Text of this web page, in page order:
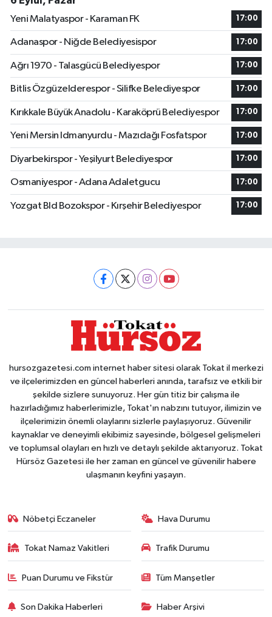
Yeni Malatyaspor - Karaman FK
17:00
Adanaspor - Niğde Belediyesispor 17:00
Ağrı 1970 - Talasgücü Belediyespor 17:00
Bitlis Özgüzelderespor - Silifke Belediyespor 17:00
Kırıkkale Büyük Anadolu - Karaköprü Belediyespor 17:00
Yeni Mersin Idmanyurdu - Mazıdağı Fosfatspor 17:00
Diyarbekirspor - Yeşilyurt Belediyespor 17:00
Osmaniyespor - Adana Adaletgucu 17:00
Yozgat Bld Bozokspor - Kırşehir Belediyespor 17:00
hursozgazetesi.com internet haber sitesi olarak Tokat il merkezi
ve ilçelerimizden en güncel haberleri anında, tarafsız ve etkili bir
şekilde sizlere sunuyoruz. Her gün titiz bir çalışma ile
hazırladığımız haberlerimizle, Tokat'ın nabzını tutuyor, ilimizin ve
ilçelerimizin önemli olaylarını sizlerle paylaşıyoruz. Güvenilir
kaynaklar ve deneyimli ekibimiz sayesinde, bölgesel gelişmeleri
ve toplumsal olayları en hızlı ve detaylı şekilde aktarıyoruz. Tokat
Hürsöz Gazetesi ile her zaman en güncel ve güvenilir habere
ulaşmanın keyfini yaşayın.
Nöbetçi Eczaneler Hava Durumu
Tokat Namaz Vakitleri Trafik Durumu
Puan Durumu ve Fikstür Tüm Manşetler
Son Dakika Haberleri Haber Arşivi